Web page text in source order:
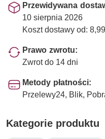
Przewidywana
10 sierpnia 2026
Koszt dostawy od: 8,99
Prawo zwrotu:
Zwrot do 14 dni
Metody płatności:
Przelewy24, Blik,
Kategorie produktu